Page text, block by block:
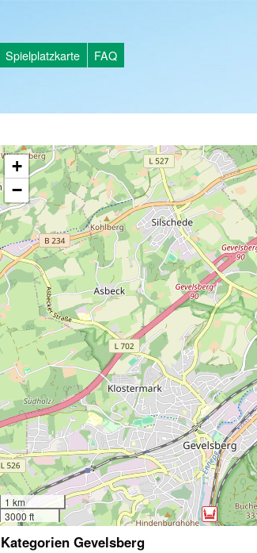
Spielplatzkarte FAQ
+
−
1 km
3000 ft
Kategorien Gevelsberg